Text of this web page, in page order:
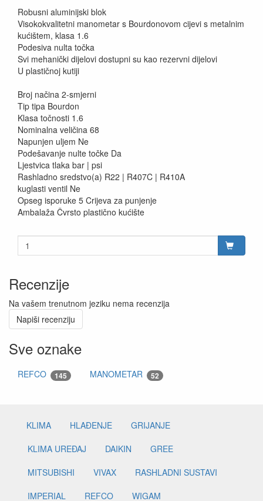
Robusni aluminijski blok
Visokokvalitetni manometar s Bourdonovom cijevi s metalnim
kućištem, klasa 1.6
Podesiva nulta točka
Svi mehanički dijelovi dostupni su kao rezervni dijelovi
U plastičnoj kutiji
Broj načina 2-smjerni
Tip tipa Bourdon
Klasa točnosti 1.6
Nominalna veličina 68
Napunjen uljem Ne
Podešavanje nulte točke Da
Ljestvica tlaka bar | psi
Rashladno sredstvo(a) R22 | R407C | R410A
kuglasti ventil Ne
Opseg isporuke 5 Crijeva za punjenje
Ambalaža Čvrsto plastično kućište
Recenzije
Na vašem trenutnom jeziku nema recenzija
Napiši recenziju
Sve oznake
REFCO 145 MANOMETAR 52
KLIMA HLAĐENJE
GRIJANJE
KLIMA UREĐAJ
DAIKIN
GREE
MITSUBISHI
VIVAX
RASHLADNI SUSTAVI
IMPERIAL
REFCO
WIGAM